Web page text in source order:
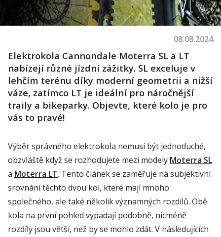
08.08.2024
Elektrokola Cannondale Moterra SL a LT
nabízejí různé jízdní zážitky. SL exceluje v
lehčím terénu díky moderní geometrii a nižší
váze, zatímco LT je ideální pro náročnější
traily a bikeparky. Objevte, které kolo je pro
vás to pravé!
Výběr správného elektrokola nemusí být jednoduché,
obzvláště když se rozhodujete mezi modely Moterra SL
a Moterra LT. Tento článek se zaměřuje na subjektivní
srovnání těchto dvou kol, které mají mnoho
společného, ale také několik významných rozdílů. Obě
kola na první pohled vypadají podobně, nicméně
rozdíly jsou větší, než by se mohlo zdát. V následujících